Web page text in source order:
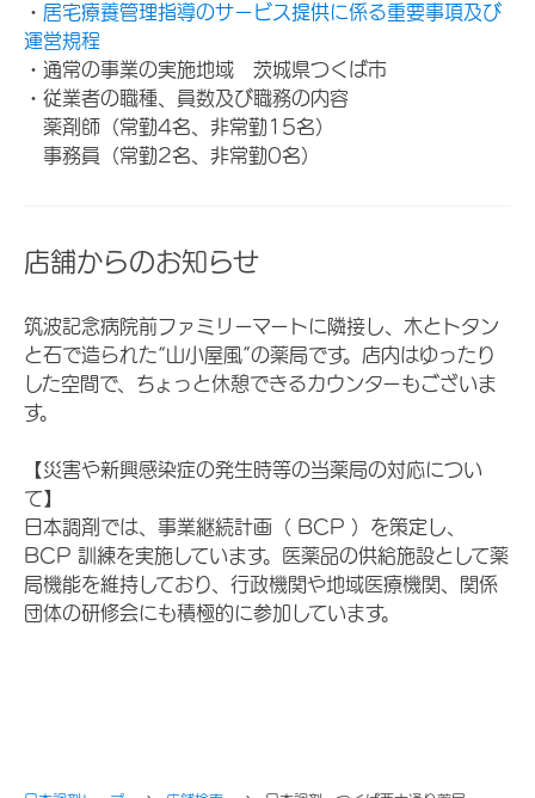
・ 居宅療養管理指導のサービス提供に係る重要事項及び
運営規程
・通常の事業の実施地域 茨城県つくば市
・従業者の職種、員数及び職務の内容
薬剤師（常勤4名、非常勤15名）
事務員（常勤2名、非常勤0名）
店舗からのお知らせ
筑波記念病院前ファミリーマートに隣接し、木とトタン
と石で造られた“山小屋風”の薬局です。店内はゆったり
した空間で、ちょっと休憩できるカウンターもございま
す。
【災害や新興感染症の発生時等の当薬局の対応につい
て】
日本調剤では、事業継続計画（ BCP ）を策定し、
BCP 訓練を実施しています。医薬品の供給施設として薬
局機能を維持しており、行政機関や地域医療機関、関係
団体の研修会にも積極的に参加しています。